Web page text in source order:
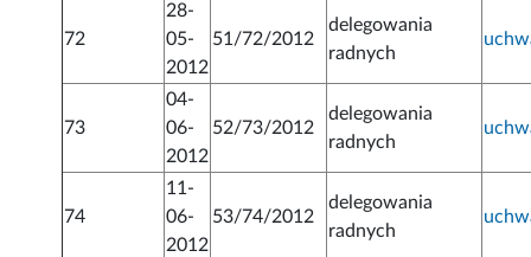
72
28-
05-
2012
51/72/2012
delegowania
radnych
73
04-
06-
2012
52/73/2012
delegowania
radnych
74
11-
06-
2012
53/74/2012
delegowania
radnych